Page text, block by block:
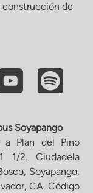
construcción de
Soyapango
a Plan del Pino
1/2. Ciudadela
Soyapango,
CA. Código